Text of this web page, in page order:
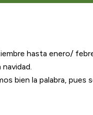
hasta enero/
bien la palabra, pues